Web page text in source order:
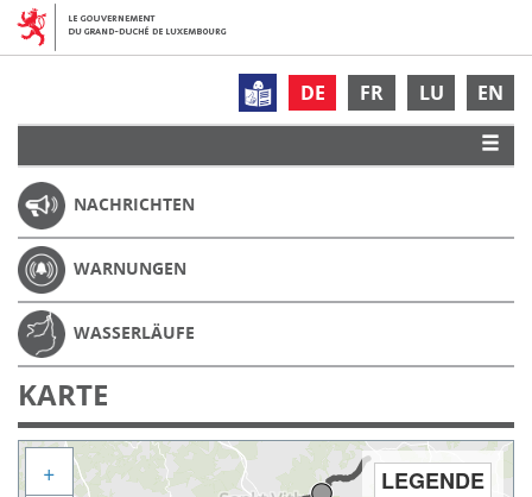
DE FR LU EN
NACHRICHTEN
WARNUNGEN
WASSERLÄUFE
KARTE
LEGENDE
+